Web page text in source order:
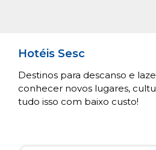
Hotéis Sesc
Destinos para descanso e
conhecer novos lugares,
tudo isso com baixo custo!